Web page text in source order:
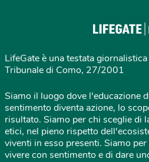
LifeGate è una testata
Tribunale di Como, 27/2001
Siamo il luogo dove l'educazione
sentimento diventa azione, lo
risultato. Siamo per chi sceglie di
etici, nel pieno rispetto
viventi in esso presenti. Siamo
vivere con sentimento e di dare